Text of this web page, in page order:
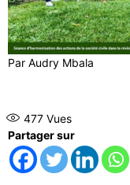
Par Audry Mbala
477 Vues
Partager sur